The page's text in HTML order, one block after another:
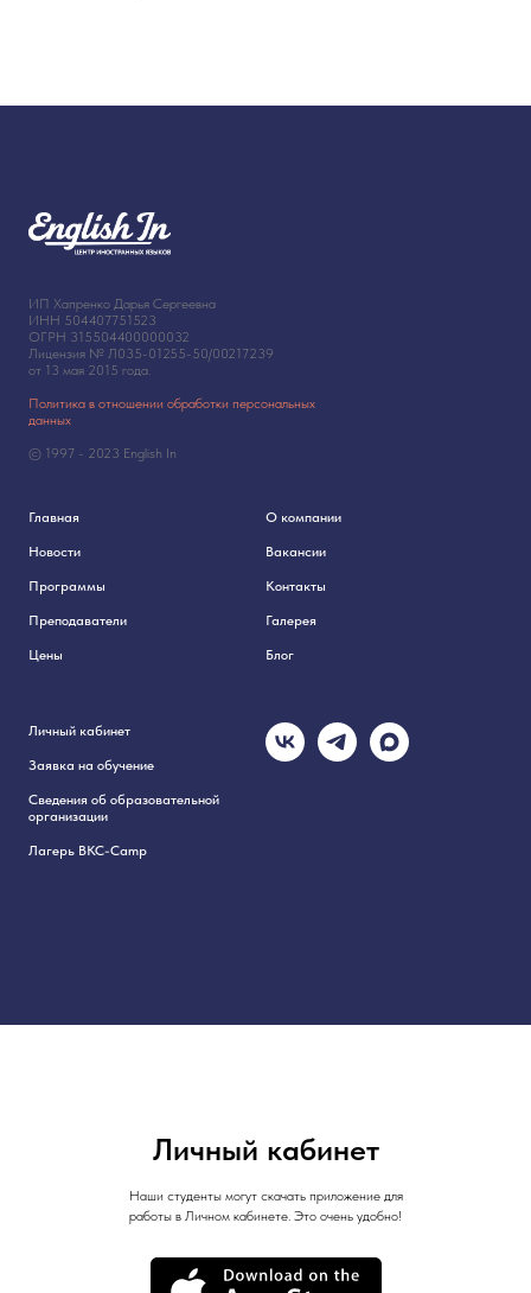
ИП Хапренко Дарья Сергеевна
ИНН 504407751523
ОГРН 315504400000032
Лицензия № Л035-01255-50/00217239
от 13 мая 2015 года.
Политика в отношении обработки персональных
данных
© 1997 - 2023 English In
Главная
Новости
Программы
Преподаватели
Цены
О компании
Вакансии
Контакты
Галерея
Блог
Личный кабинет
Заявка на обучение
Сведения об образовательной
организации
Лагерь BKC-Camp
Личный кабинет
Наши студенты могут скачать приложение для
работы в Личном кабинете. Это очень удобно!